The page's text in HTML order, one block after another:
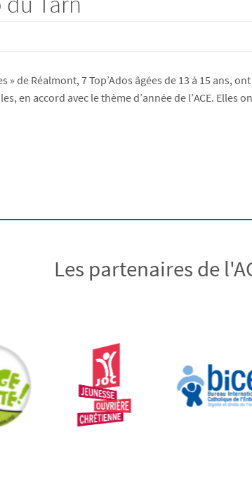
» de Réalmont, 7 Top’Ados âgées de 13 à 15
en accord avec le thème d’année de l’ACE.
Les partenaires de